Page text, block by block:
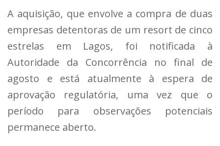
A aquisição, que envolve a compra de duas
empresas detentoras de um resort de cinco
estrelas em Lagos, foi notificada à
Autoridade da Concorrência no final de
agosto e está atualmente à espera de
aprovação regulatória, uma vez que o
período para observações potenciais
permanece aberto.